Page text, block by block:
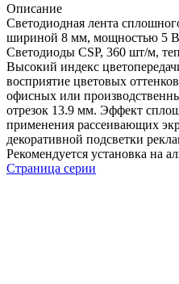
Описание
Светодиодная лента
шириной 8 мм, мощностью 5
Светодиоды CSP, 360 шт/м,
Высокий индекс
восприятие цветовых
офисных или
отрезок 13.9 мм. Эффект
применения рассеивающих
декоративной подсветки
Рекомендуется установка на
Страница серии